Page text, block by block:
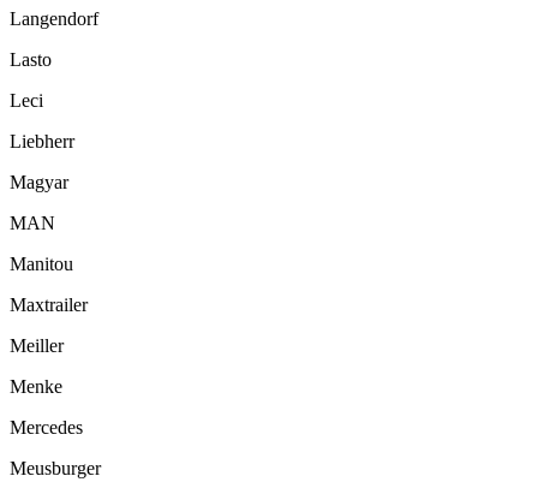
Langendorf
Lasto
Leci
Liebherr
Magyar
MAN
Manitou
Maxtrailer
Meiller
Menke
Mercedes
Meusburger